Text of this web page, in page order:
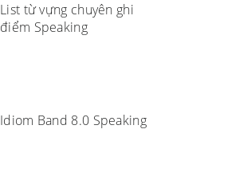
List từ vựng chuyên ghi
điểm Speaking
Idiom Band 8.0 Speaking